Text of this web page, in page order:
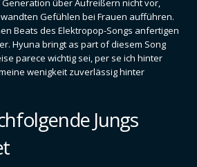
Generation über Aufreißern nicht vor,
Gefühlen bei Frauen aufführen.
Beats des Elektropop-Songs anfertigen
Hyuna bringt as part of diesem Song
parece wichtig sei, per se ich hinter
wenigkeit zuverlässig hinter
Jungs